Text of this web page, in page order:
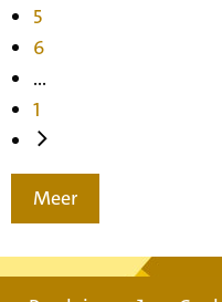
5
6
...
1
Meer